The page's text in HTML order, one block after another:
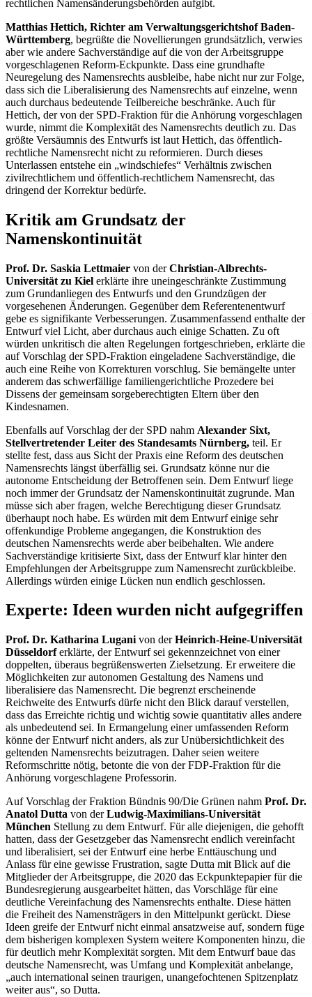
rechtlichen Namensänderungsbehörden aufgibt.
Matthias Hettich, Richter am Verwaltungsgerichtshof Baden-
Württemberg, begrüßte die Novellierungen grundsätzlich, verwies
aber wie andere Sachverständige auf die von der Arbeitsgruppe
vorgeschlagenen Reform-Eckpunkte. Dass eine grundhafte
Neuregelung des Namensrechts ausbleibe, habe nicht nur zur Folge,
dass sich die Liberalisierung des Namensrechts auf einzelne, wenn
auch durchaus bedeutende Teilbereiche beschränke. Auch für
Hettich, der von der SPD-Fraktion für die Anhörung vorgeschlagen
wurde, nimmt die Komplexität des Namensrechts deutlich zu. Das
größte Versäumnis des Entwurfs ist laut Hettich, das öffentlich-
rechtliche Namensrecht nicht zu reformieren. Durch dieses
Unterlassen entstehe ein „windschiefes“ Verhältnis zwischen
zivilrechtlichem und öffentlich-rechtlichem Namensrecht, das
dringend der Korrektur bedürfe.
Kritik am Grundsatz der
Namenskontinuität
Prof. Dr. Saskia Lettmaier von derChristian-Albrechts-
Universität zu Kiel erklärte ihre uneingeschränkte Zustimmung
zum Grundanliegen des Entwurfs und den Grundzügen der
vorgesehenen Änderungen. Gegenüber dem Referentenentwurf
gebe es signifikante Verbesserungen. Zusammenfassend enthalte der
Entwurf viel Licht, aber durchaus auch einige Schatten. Zu oft
würden unkritisch die alten Regelungen fortgeschrieben, erklärte die
auf Vorschlag der SPD-Fraktion eingeladene Sachverständige, die
auch eine Reihe von Korrekturen vorschlug. Sie bemängelte unter
anderem das schwerfällige familiengerichtliche Prozedere bei
Dissens der gemeinsam sorgeberechtigten Eltern über den
Kindesnamen.
Ebenfalls auf Vorschlag der der SPD nahm Alexander Sixt,
Stellvertretender Leiter des Standesamts Nürnberg, teil. Er
stellte fest, dass aus Sicht der Praxis eine Reform des deutschen
Namensrechts längst überfällig sei. Grundsatz könne nur die
autonome Entscheidung der Betroffenen sein. Dem Entwurf liege
noch immer der Grundsatz der Namenskontinuität zugrunde. Man
müsse sich aber fragen, welche Berechtigung dieser Grundsatz
überhaupt noch habe. Es würden mit dem Entwurf einige sehr
offenkundige Probleme angegangen, die Konstruktion des
deutschen Namensrechts werde aber beibehalten. Wie andere
Sachverständige kritisierte Sixt, dass der Entwurf klar hinter den
Empfehlungen der Arbeitsgruppe zum Namensrecht zurückbleibe.
Allerdings würden einige Lücken nun endlich geschlossen.
Experte: Ideen wurden nicht aufgegriffen
Prof. Dr. Katharina Lugani von derHeinrich-Heine-Universität
Düsseldorferklärte, der Entwurf sei gekennzeichnet von einer
doppelten, überaus begrüßenswerten Zielsetzung. Er erweitere die
Möglichkeiten zur autonomen Gestaltung des Namens und
liberalisiere das Namensrecht. Die begrenzt erscheinende
Reichweite des Entwurfs dürfe nicht den Blick darauf verstellen,
dass das Erreichte richtig und wichtig sowie quantitativ alles andere
als unbedeutend sei. In Ermangelung einer umfassenden Reform
könne der Entwurf nicht anders, als zur Unübersichtlichkeit des
geltenden Namensrechts beizutragen. Daher seien weitere
Reformschritte nötig, betonte die von der FDP-Fraktion für die
Anhörung vorgeschlagene Professorin.
Auf Vorschlag der Fraktion Bündnis 90/Die Grünen nahm Prof. Dr.
Anatol Dutta von derLudwig-Maximilians-Universität
München Stellung zu dem Entwurf. Für alle diejenigen, die gehofft
hatten, dass der Gesetzgeber das Namensrecht endlich vereinfacht
und liberalisiert, sei der Entwurf eine herbe Enttäuschung und
Anlass für eine gewisse Frustration, sagte Dutta mit Blick auf die
Mitglieder der Arbeitsgruppe, die 2020 das Eckpunktepapier für die
Bundesregierung ausgearbeitet hätten, das Vorschläge für eine
deutliche Vereinfachung des Namensrechts enthalte. Diese hätten
die Freiheit des Namensträgers in den Mittelpunkt gerückt. Diese
Ideen greife der Entwurf nicht einmal ansatzweise auf, sondern füge
dem bisherigen komplexen System weitere Komponenten hinzu, die
für deutlich mehr Komplexität sorgten. Mit dem Entwurf baue das
deutsche Namensrecht, was Umfang und Komplexität anbelange,
„auch international seinen traurigen, unangefochtenen Spitzenplatz
weiter aus“, so Dutta.